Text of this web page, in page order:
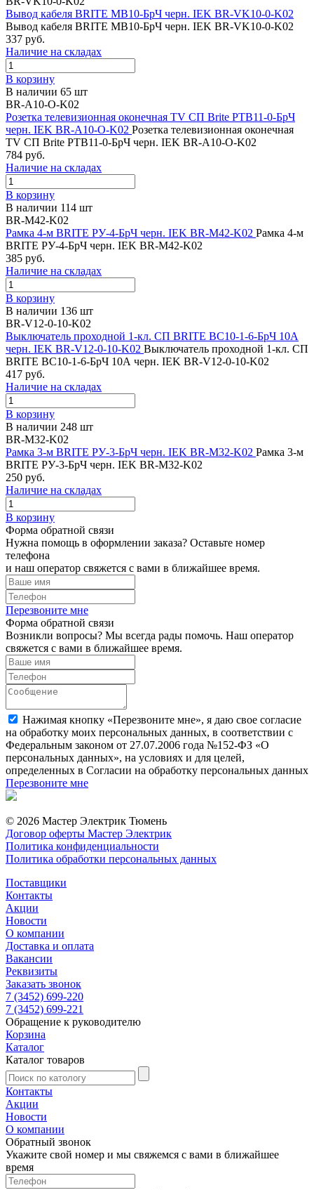
Вывод кабеля BRITE МВ10-БрЧ черн. IEK BR-VK10-0-K02
Вывод кабеля BRITE МВ10-БрЧ черн. IEK BR-VK10-0-K02
337 руб.
Наличие на складах
В корзину
В наличии 65 шт
BR-A10-O-K02
Розетка телевизионная оконечная TV СП Brite РТВ11-0-БрЧ
черн. IEK BR-A10-O-K02 Розетка телевизионная оконечная
TV СП Brite РТВ11-0-БрЧ черн. IEK BR-A10-O-K02
784 руб.
Наличие на складах
В корзину
В наличии 114 шт
BR-M42-K02
Рамка 4-м BRITE РУ-4-БрЧ черн. IEK BR-M42-K02 Рамка 4-м
BRITE РУ-4-БрЧ черн. IEK BR-M42-K02
385 руб.
Наличие на складах
В корзину
В наличии 136 шт
BR-V12-0-10-K02
Выключатель проходной 1-кл. СП BRITE ВС10-1-6-БрЧ 10А
черн. IEK BR-V12-0-10-K02 Выключатель проходной 1-кл. СП
BRITE ВС10-1-6-БрЧ 10А черн. IEK BR-V12-0-10-K02
417 руб.
Наличие на складах
В корзину
В наличии 248 шт
BR-M32-K02
Рамка 3-м BRITE РУ-3-БрЧ черн. IEK BR-M32-K02 Рамка 3-м
BRITE РУ-3-БрЧ черн. IEK BR-M32-K02
250 руб.
Наличие на складах
В корзину
Форма обратной связи
Нужна помощь в оформлении заказа? Оставьте номер
телефона
и наш оператор свяжется с вами в ближайшее время.
Перезвоните мне
Форма обратной связи
Возникли вопросы? Мы всегда рады помочь. Наш оператор
свяжется с вами в ближайшее время.
Нажимая кнопку «Перезвоните мне», я даю свое согласие
на обработку моих персональных данных, в соответствии с
Федеральным законом от 27.07.2006 года №152-ФЗ «О
персональных данных», на условиях и для целей,
определенных в Согласии на обработку персональных данных
Перезвоните мне
© 2026 Мастер Электрик Тюмень
Договор оферты Мастер Электрик
Политика конфиденциальности
Политика обработки персональных данных
Поставщики
Контакты
Акции
Новости
О компании
Доставка и оплата
Вакансии
Реквизиты
Заказать звонок
7 (3452) 699-220
7 (3452) 699-221
Обращение к руководителю
Корзина
Каталог
Каталог товаров
Контакты
Акции
Новости
О компании
Обратный звонок
Укажите свой номер и мы свяжемся с вами в ближайшее
время